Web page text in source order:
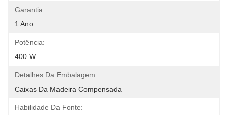
Garantia:
1 Ano
Potência:
400 W
Detalhes Da Embalagem:
Caixas Da Madeira Compensada
Habilidade Da Fonte: